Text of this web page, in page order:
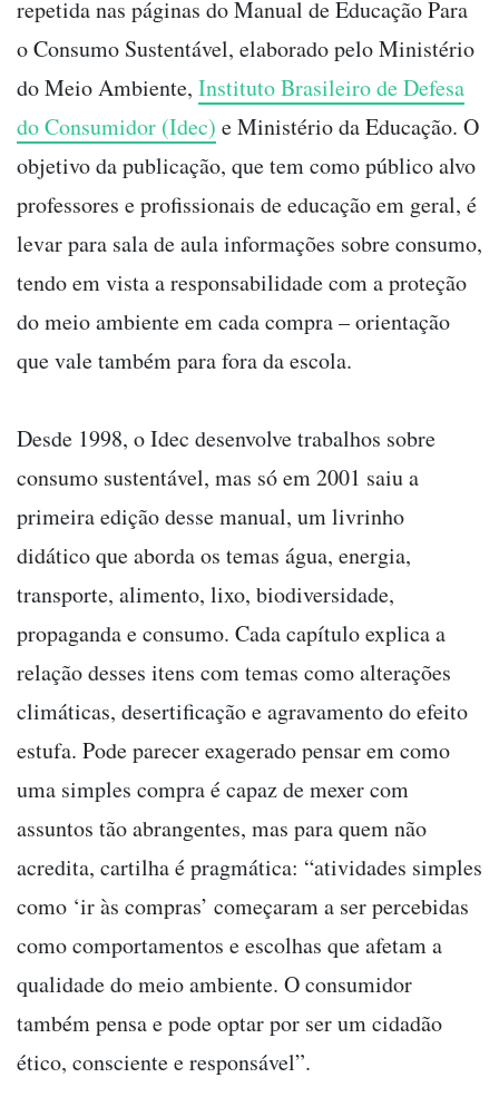
repetida nas páginas do Manual de Educação Para
o Consumo Sustentável, elaborado pelo Ministério
do Meio Ambiente, Instituto Brasileiro de Defesa
do Consumidor (Idec) e Ministério da Educação. O
objetivo da publicação, que tem como público alvo
professores e profissionais de educação em geral, é
levar para sala de aula informações sobre consumo,
tendo em vista a responsabilidade com a proteção
do meio ambiente em cada compra – orientação
que vale também para fora da escola.
Desde 1998, o Idec desenvolve trabalhos sobre
consumo sustentável, mas só em 2001 saiu a
primeira edição desse manual, um livrinho
didático que aborda os temas água, energia,
transporte, alimento, lixo, biodiversidade,
propaganda e consumo. Cada capítulo explica a
relação desses itens com temas como alterações
climáticas, desertificação e agravamento do efeito
estufa. Pode parecer exagerado pensar em como
uma simples compra é capaz de mexer com
assuntos tão abrangentes, mas para quem não
acredita, cartilha é pragmática: “atividades simples
como ‘ir às compras’ começaram a ser percebidas
como comportamentos e escolhas que afetam a
qualidade do meio ambiente. O consumidor
também pensa e pode optar por ser um cidadão
ético, consciente e responsável”.